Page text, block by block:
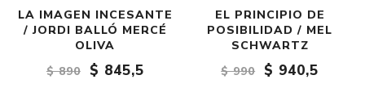
LA IMAGEN INCESANTE
/ JORDI BALLÓ MERCÉ
OLIVA
$ 890
$ 845,5
EL PRINCIPIO DE
POSIBILIDAD / MEL
SCHWARTZ
$ 990
$ 940,5